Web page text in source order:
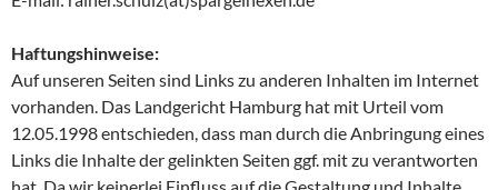
Haftungshinweise:
Auf unseren Seiten sind Links zu anderen Inhalten im Internet
vorhanden. Das Landgericht Hamburg hat mit Urteil vom
12.05.1998 entschieden, dass man durch die Anbringung eines
Links die Inhalte der gelinkten Seiten ggf. mit zu verantworten